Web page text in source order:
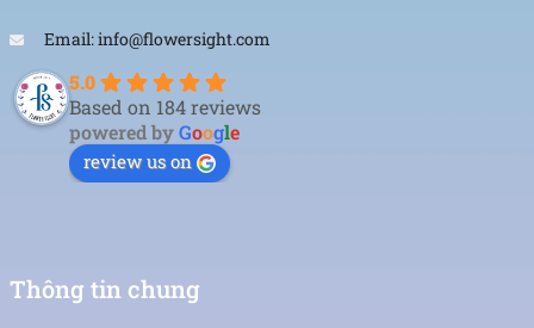
Email: info@flowersight.com
5.0
Based on 184 reviews
powered byGoogle
review us on
Thông tin chung